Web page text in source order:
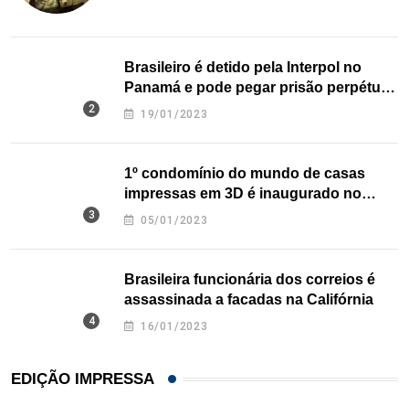
Brasileiro é detido pela Interpol no
Panamá e pode pegar prisão perpétua
nos EUA
19/01/2023
1º condomínio do mundo de casas
impressas em 3D é inaugurado no
Texas
05/01/2023
Brasileira funcionária dos correios é
assassinada a facadas na Califórnia
16/01/2023
EDIÇÃO IMPRESSA